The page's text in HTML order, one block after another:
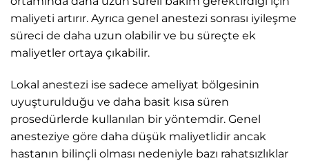
maliyeti artırır. Ayrıca genel anestezi sonrası iyileşme
süreci de daha uzun olabilir ve bu süreçte ek
maliyetler ortaya çıkabilir.
Lokal anestezi ise sadece ameliyat bölgesinin
uyuşturulduğu ve daha basit kısa süren
prosedürlerde kullanılan bir yöntemdir. Genel
anesteziye göre daha düşük maliyetlidir ancak
hastanın bilinçli olması nedeniyle bazı rahatsızlıklar